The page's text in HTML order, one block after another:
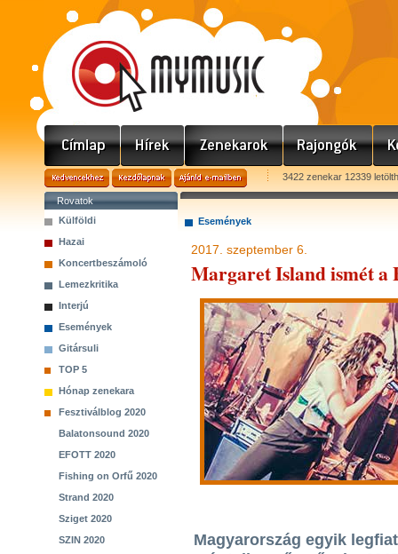
3422 zenekar 12339
Rovatok
Külföldi
Hazai
Koncertbeszámoló
Lemezkritika
Interjú
Események
Gitársuli
TOP 5
Hónap zenekara
Fesztiválblog 2020
Balatonsound 2020
EFOTT 2020
Fishing on Orfű 2020
Strand 2020
Sziget 2020
SZIN 2020
Események
2017. szeptember 6.
Margaret Island ismét a
Magyarország egyik